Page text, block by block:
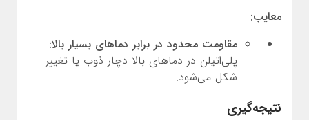
معایب:
مقاومت محدود در برابر دماهای بسیار بالا:
پلی‌اتیلن در دماهای بالا دچار ذوب یا تغییر
شکل می‌شود.
نتیجه‌گیری